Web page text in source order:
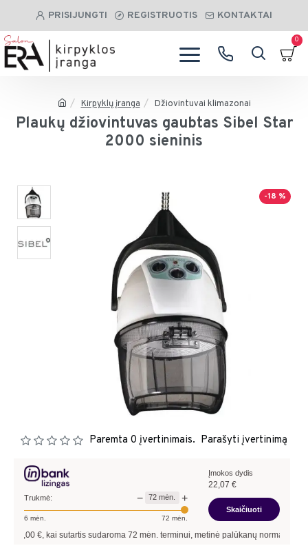
PRISIJUNGTI REGISTRUOTIS KONTAKTAI
0
Kirpyklų įranga Džiovintuvai klimazonai
Plaukų džiovintuvas gaubtas Sibel Star
2000 sieninis
-18 %
Paremta 0 įvertinimais. Parašyti įvertinimą
Trukmė: − 72 mėn. +
6 mėn. 72 mėn.
Įmokos dydis
22,07 €
Skaičiuoti
€, kai sutartis sudaroma72mėn. terminui, metinė palūkanų norma – 9,90%